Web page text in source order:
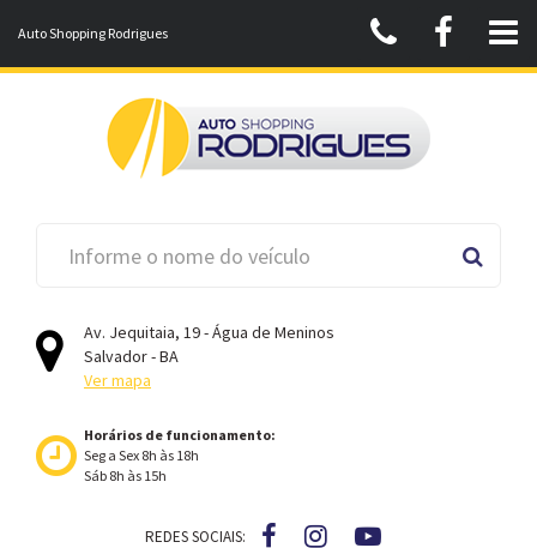
Auto Shopping Rodrigues
Av. Jequitaia, 19 - Água de Meninos
Salvador - BA
Ver mapa
Horários de funcionamento:
Seg a Sex 8h às 18h
Sáb 8h às 15h
REDES SOCIAIS: